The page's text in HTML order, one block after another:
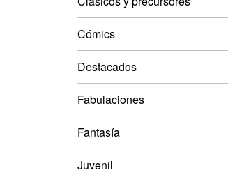
Cómics
Destacados
Fabulaciones
Fantasía
Juvenil